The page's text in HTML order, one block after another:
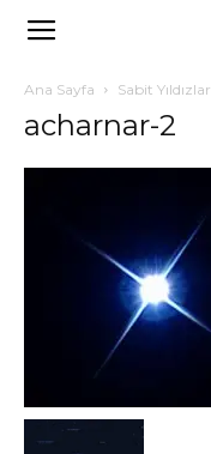
Ana Sayfa Sabit Yıldızlar
acharnar-2